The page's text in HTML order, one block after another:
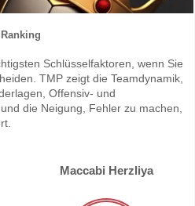
Schlüsselfaktoren, wenn Sie
TMP zeigt die Teamdynamik,
Offensiv- und
die Neigung, Fehler zu machen,
Maccabi Herzliya